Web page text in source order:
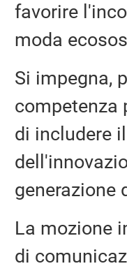
favorire
moda
Si impegna,
competenza
di includere
generazione
La mozione
di